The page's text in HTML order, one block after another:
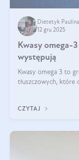
Dietetyk
12 gru 2025
Kwasy omega-
występują
Kwasy omega 3 to
tłuszczowych, które
CZYTAJ